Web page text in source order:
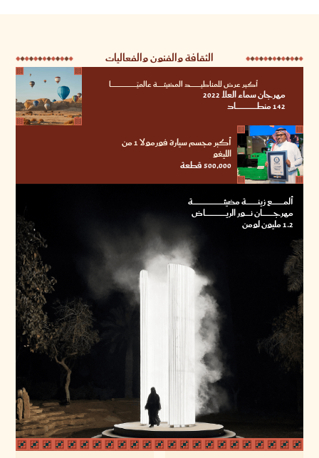
الثقافة والفنون والفعاليات
أكبر عرض للمناطيـــــــــــــــد المضيئـــــــــة عالميًــــــــــــــــــــــــــــــــــــا
مهرجان سماء العلا 2022
142 منطــــــــــــــــــــــــــــــاد
أكبر مجسم سيارة فورمولا 1 من
الليغو
500,000 قطعة
ألمــــــــــــــــع زينــــــــــــــــة مضيئـــــــــــــــــــــــــــــــــــــــــــة
مهرجــــــــــــــــان نــــــــور الريـــــــــــــــــــــــــــــاض
1.2 مليون لومن